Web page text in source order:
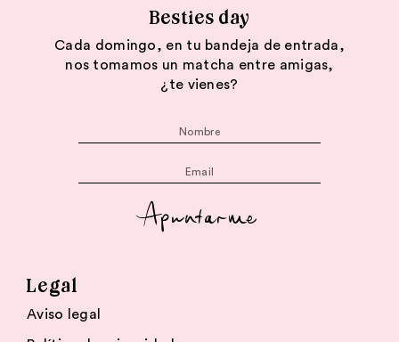
Besties day
Cada domingo, en tu bandeja de entrada,
nos tomamos un matcha entre amigas,
¿te vienes?
Apuntarme
Legal
Aviso legal